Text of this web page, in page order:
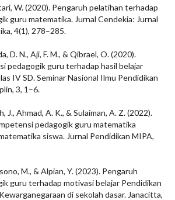
W. (2020). Pengaruh pelatihan terhadap
guru matematika. Jurnal Cendekia: Jurnal
4(1), 278–285.
D. N., Aji, F. M., & Qibrael, O. (2020).
pedagogik guru terhadap hasil belajar
IV SD. Seminar Nasional Ilmu Pendidikan
3, 1–6.
J., Ahmad, A. K., & Sulaiman, A. Z. (2022).
pedagogik guru matematika
siswa. Jurnal Pendidikan MIPA,
M., & Alpian, Y. (2023). Pengaruh
guru terhadap motivasi belajar Pendidikan
di sekolah dasar. Janacitta,